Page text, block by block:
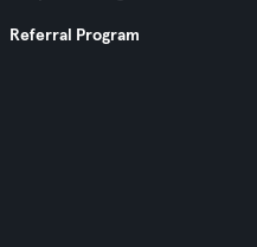
Referral Program